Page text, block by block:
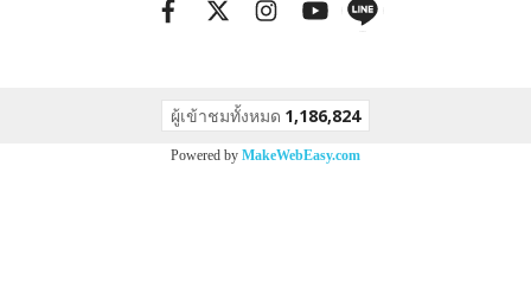
ผู้เข้าชมทั้งหมด 1,186,824
Powered by MakeWebEasy.com